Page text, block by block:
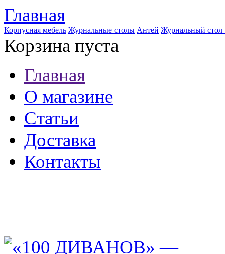
Главная
Корпусная мебель Журнальные столы Антей Журнальный
Корзина пуста
Главная
О магазине
Статьи
Доставка
Контакты